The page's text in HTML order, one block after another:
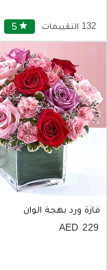
5 star 132 التقييمات
فازة ورد بهجة الوان
229